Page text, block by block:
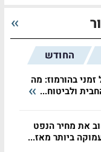
החודש
בהורמוז: מה
ולביטוח...
את מחיר הנפט
ביותר מאז...